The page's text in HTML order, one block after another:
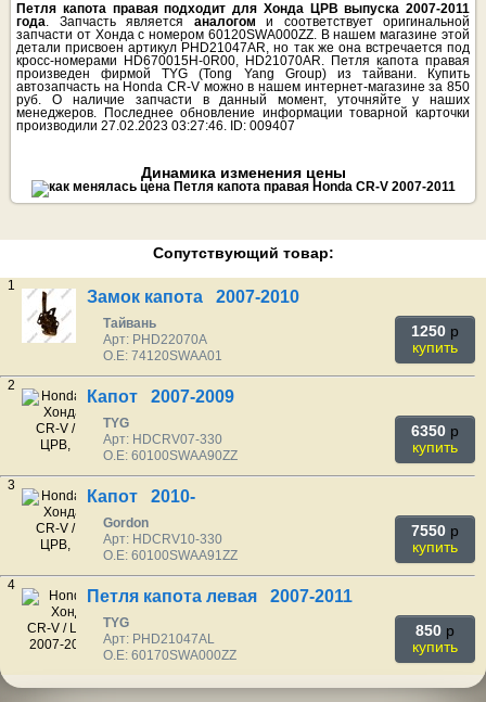
Петля капота правая подходит для Хонда ЦРВ выпуска 2007-2011
года. Запчасть является аналогом и соответствует оригинальной
запчасти от Хонда с номером 60120SWA000ZZ. В нашем магазине этой
детали присвоен артикул PHD21047AR, но так же она встречается под
кросс-номерами HD670015H-0R00, HD21070AR. Петля капота правая
произведен фирмой TYG (Tong Yang Group) из тайвани. Купить
автозапчасть на Honda CR-V можно в нашем интернет-магазине за 850
руб. О наличие запчасти в данный момент, уточняйте у наших
менеджеров. Последнее обновление информации товарной карточки
производили 27.02.2023 03:27:46. ID: 009407
Динамика изменения цены
Сопутствующий товар:
1
Замок капота 2007-2010
Тайвань
Арт: PHD22070A
O.E: 74120SWAA01
1250 p
купить
2
Капот 2007-2009
TYG
Арт: HDCRV07-330
O.E: 60100SWAA90ZZ
6350 p
купить
3
Капот 2010-
Gordon
Арт: HDCRV10-330
O.E: 60100SWAA91ZZ
7550 p
купить
4
Петля капота левая 2007-2011
TYG
Арт: PHD21047AL
O.E: 60170SWA000ZZ
850 p
купить